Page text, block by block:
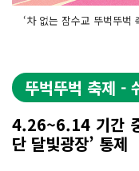
‘차 없는 잠수교 뚜벅뚜벅
뚜벅뚜벅 축제 -
4.26~6.14 기간
단 달빛광장’ 통제